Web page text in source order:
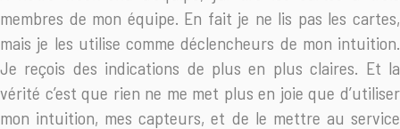
membres de mon équipe. En fait je ne lis pas les cartes,
mais je les utilise comme déclencheurs de mon intuition.
Je reçois des indications de plus en plus claires. Et la
vérité c’est que rien ne me met plus en joie que d’utiliser
mon intuition, mes capteurs, et de le mettre au service